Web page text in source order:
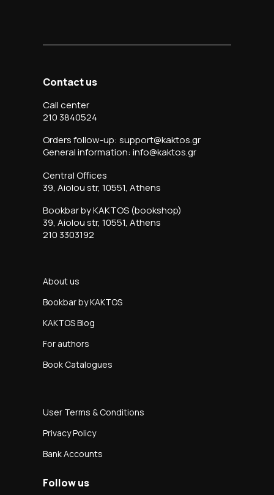
Contact us
Call center
210 3840524
Orders follow-up: support@kaktos.gr
General information: info@kaktos.gr
Central Offices
39, Aiolou str, 10551, Athens
Bookbar by KAKTOS (bookshop)
39, Aiolou str, 10551, Athens
210 3303192
About us
Bookbar by KAKTOS
KAKTOS Blog
For authors
Book Catalogues
User Terms & Conditions
Privacy Policy
Bank Accounts
Follow us